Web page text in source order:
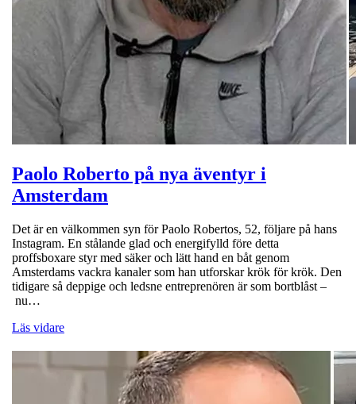
Paolo Roberto på nya äventyr i
Amsterdam
Det är en välkommen syn för Paolo Robertos, 52, följare på hans
Instagram. En stålande glad och energifylld före detta
proffsboxare styr med säker och lätt hand en båt genom
Amsterdams vackra kanaler som han utforskar krök för krök. Den
tidigare så deppige och ledsne entreprenören är som bortblåst –
nu…
Läs vidare